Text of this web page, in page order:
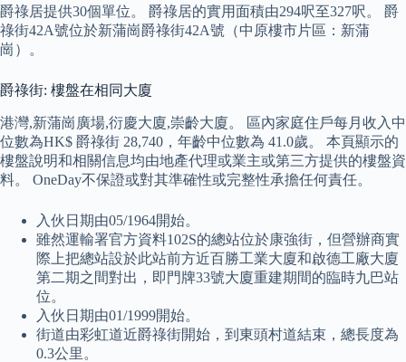
爵祿居提供30個單位。 爵祿居的實用面積由294呎至327呎。 爵
祿街42A號位於新蒲崗爵祿街42A號（中原樓市片區：新蒲
崗）。
爵祿街: 樓盤在相同大廈
港灣,新蒲崗廣場,衍慶大廈,崇齡大廈。 區內家庭住戶每月收入中
位數為HK$ 爵祿街 28,740，年齡中位數為 41.0歲。 本頁顯示的
樓盤說明和相關信息均由地產代理或業主或第三方提供的樓盤資
料。 OneDay不保證或對其準確性或完整性承擔任何責任。
入伙日期由05/1964開始。
雖然運輸署官方資料102S的總站位於康強街，但營辦商實
際上把總站設於此站前方近百勝工業大廈和啟德工廠大廈
第二期之間對出，即門牌33號大廈重建期間的臨時九巴站
位。
入伙日期由01/1999開始。
街道由彩虹道近爵祿街開始，到東頭村道結束，總長度為
0.3公里。